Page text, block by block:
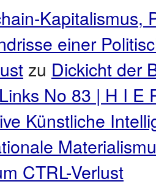
Kapitalismus,
einer
zu Dickicht der
No 83 | H I E
Künstliche
CTRL-Verlust